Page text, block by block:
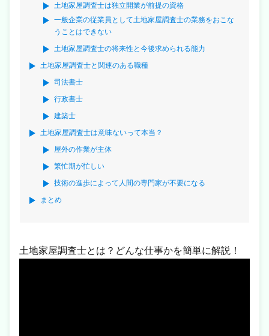
土地家屋調査士は独立開業が前提の資格
一般企業の従業員として土地家屋調査士の業務をおこな
うことはできない
土地家屋調査士の将来性と今後求められる能力
土地家屋調査士と関連のある職種
司法書士
行政書士
建築士
土地家屋調査士は意味ないって本当？
屋外の作業が主体
繁忙期が忙しい
技術の進歩によって人間の専門家が不要になる
まとめ
土地家屋調査士とは？どんな仕事かを簡単に解説！